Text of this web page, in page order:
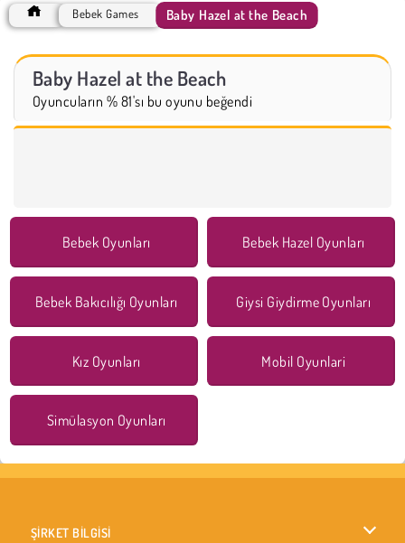
Bebek Games Baby Hazel at the Beach
Baby Hazel at the Beach
Oyuncuların % 81'sı bu oyunu beğendi
Bebek Oyunları Bebek Hazel Oyunları
Bebek Bakıcılığı Oyunları Giysi Giydirme Oyunları
Kız Oyunları Mobil Oyunlari
Simülasyon Oyunları
ŞİRKET BİLGİSİ